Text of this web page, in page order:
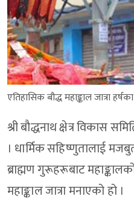
एतिहासिक बौद्ध महाङ्काल जात्रा
श्री बौद्धनाथ क्षेत्र विकास
। धार्मिक सहिष्णुतालाई
ब्राह्मण गुरूहरूबाट
महाङ्काल जात्रा मनाएको हो ।